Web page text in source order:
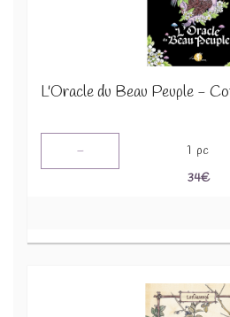
L'Oracle du Beau Peuple -
- 1 pc
34€